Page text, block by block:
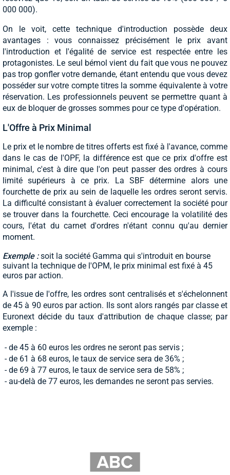
000 000).
On le voit, cette technique d'introduction possède deux
avantages : vous connaissez précisément le prix avant
l'introduction et l'égalité de service est respectée entre les
protagonistes. Le seul bémol vient du fait que vous ne pouvez
pas trop gonfler votre demande, étant entendu que vous devez
posséder sur votre compte titres la somme équivalente à votre
réservation. Les professionnels peuvent se permettre quant à
eux de bloquer de grosses sommes pour ce type d'opération.
L'Offre à Prix Minimal
Le prix et le nombre de titres offerts est fixé à l'avance, comme
dans le cas de l'OPF, la différence est que ce prix d'offre est
minimal, c'est à dire que l'on peut passer des ordres à cours
limité supérieurs à ce prix. La SBF détermine alors une
fourchette de prix au sein de laquelle les ordres seront servis.
La difficulté consistant à évaluer correctement la société pour
se trouver dans la fourchette. Ceci encourage la volatilité des
cours, l'état du carnet d'ordres n'étant connu qu'au dernier
moment.
Exemple : soit la société Gamma qui s'introduit en bourse
suivant la technique de l'OPM, le prix minimal est fixé à 45
euros par action.
A l'issue de l'offre, les ordres sont centralisés et s'échelonnent
de 45 à 90 euros par action. Ils sont alors rangés par classe et
Euronext décide du taux d'attribution de chaque classe; par
exemple :
- de 45 à 60 euros les ordres ne seront pas servis ;
- de 61 à 68 euros, le taux de service sera de 36% ;
- de 69 à 77 euros, le taux de service sera de 58% ;
- au-delà de 77 euros, les demandes ne seront pas servies.